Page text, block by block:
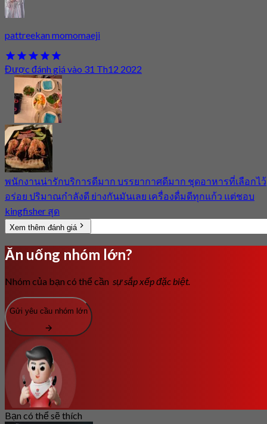
pattreekan momomaeji
Được đánh giá vào 31 Th12 2022
พนักงานน่ารักบริการดีมาก บรรยากาศดีมาก ชุดอาหารที่เลือกไว้
อร่อย ปริมาณกำลังดี ย่างกันมันเลย เครื่องดื่มดีทุกแก้ว แต่ชอบ
kingfisher สุด
Xem thêm đánh giá
Ăn uống nhóm lớn?
Nhóm của bạn có thể cần sự sắp xếp đặc biệt.
Gửi yêu cầu nhóm lớn
Bạn có thể sẽ thích